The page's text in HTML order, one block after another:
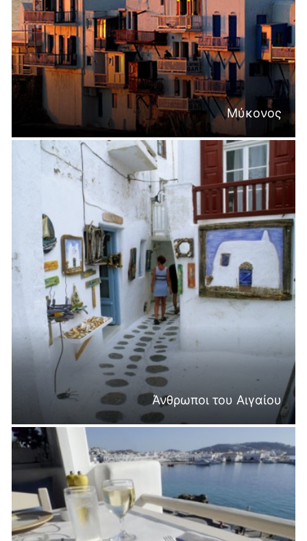
Μύκονος
Άνθρωποι του Αιγαίου